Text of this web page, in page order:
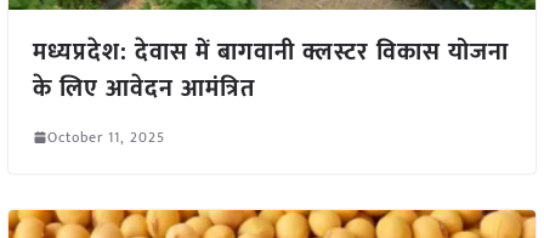
मध्यप्रदेश: देवास में बागवानी क्लस्टर विकास योजना
के लिए आवेदन आमंत्रित
October 11, 2025